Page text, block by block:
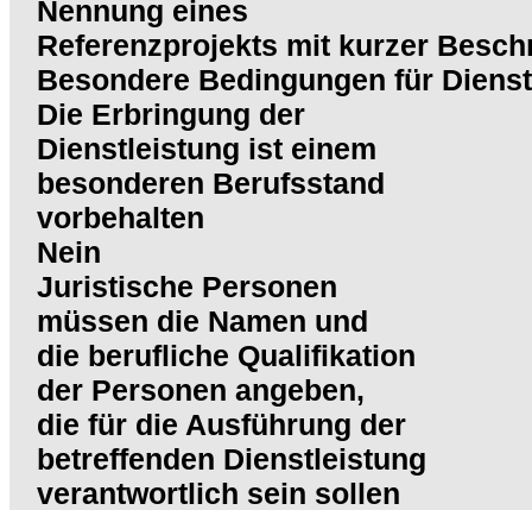
Nennung eines
Referenzprojekts mit kurzer
Besondere Bedingungen für
Die Erbringung der
Dienstleistung ist einem
besonderen Berufsstand
vorbehalten
Nein
Juristische Personen
müssen die Namen und
die berufliche Qualifikation
der Personen angeben,
die für die Ausführung der
betreffenden Dienstleistung
verantwortlich sein sollen